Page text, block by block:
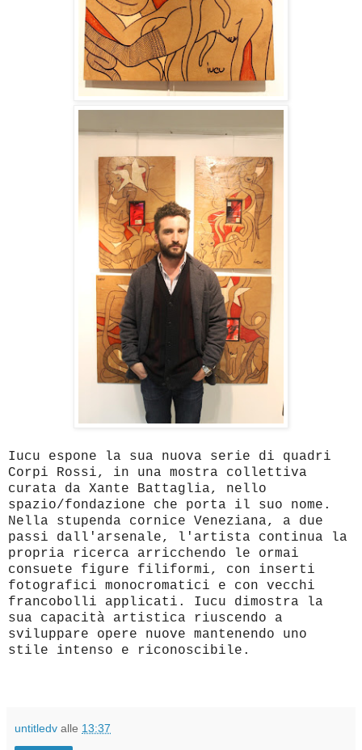
Iucu espone la sua nuova serie di quadri
Corpi Rossi, in una mostra collettiva
curata da Xante Battaglia, nello
spazio/fondazione che porta il suo nome.
Nella stupenda cornice Veneziana, a due
passi dall'arsenale, l'artista continua la
propria ricerca arricchendo le ormai
consuete figure filiformi, con inserti
fotografici monocromatici e con vecchi
francobolli applicati. Iucu dimostra la
sua capacità artistica riuscendo a
sviluppare opere nuove mantenendo uno
stile intenso e riconoscibile.
untitledv alle 13:37